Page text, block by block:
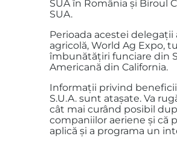
SUA în România și Biroul
SUA.
Perioada acestei
agricolă, World Ag Expo,
îmbunătățiri funciare din
Americană din California.
Informații privind
S.U.A. sunt atașate. Va
cât mai curând posibil
companiilor aeriene și că
aplică și a programa un